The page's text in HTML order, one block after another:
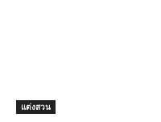
แต่งสวน